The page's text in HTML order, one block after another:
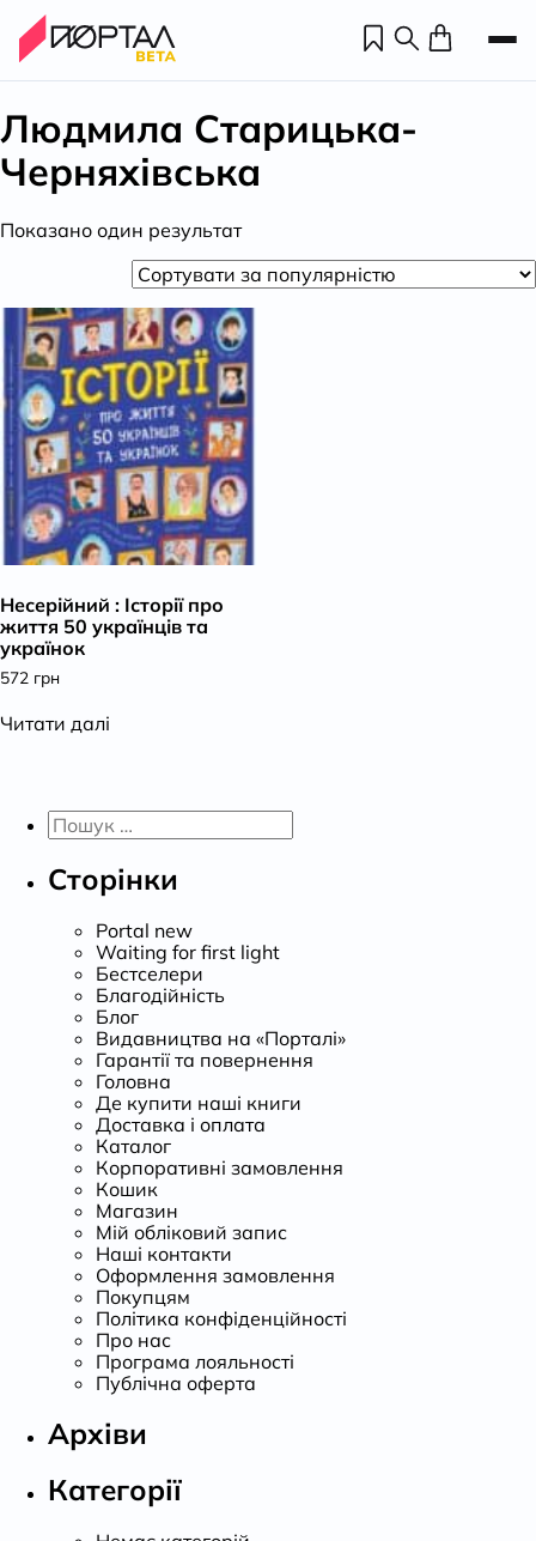
Людмила Старицька-
Черняхівська
Показано один результат
Несерійний : Історії про
життя 50 українців та
українок
572 грн
Читати далі
Пошук:
Сторінки
Portal new
Waiting for first light
Бестселери
Благодійність
Блог
Видавництва на «Порталі»
Гарантії та повернення
Головна
Де купити наші книги
Доставка і оплата
Каталог
Корпоративні замовлення
Кошик
Магазин
Мій обліковий запис
Наші контакти
Оформлення замовлення
Покупцям
Політика конфіденційності
Про нас
Програма лояльності
Публічна оферта
Архіви
Категорії